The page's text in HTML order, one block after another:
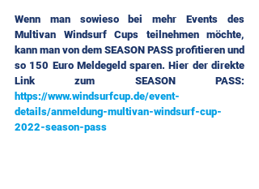
Wenn man sowieso bei mehr Events des
Multivan Windsurf Cups teilnehmen möchte,
kann man von dem SEASON PASS profitieren und
so 150 Euro Meldegeld sparen. Hier der direkte
https://www.windsurfcup.de/event-
details/anmeldung-multivan-windsurf-cup-
2022-season-pass